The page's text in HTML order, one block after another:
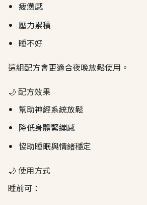
疲憊感
壓力累積
睡不好
這組配方會更適合夜晚放鬆使用。
🌙 配方效果
幫助神經系統放鬆
降低身體緊繃感
協助睡眠與情緒穩定
🌙 使用方式
睡前可：